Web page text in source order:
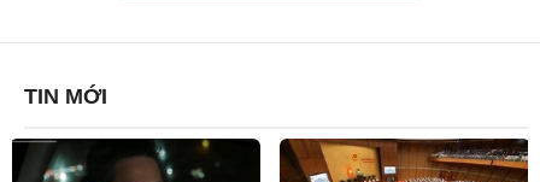
TIN MỚI